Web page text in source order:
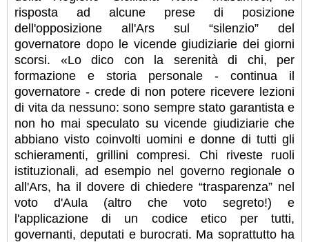
risposta ad alcune prese di posizione
dell'opposizione all'Ars sul “silenzio” del
governatore dopo le vicende giudiziarie dei giorni
scorsi. «Lo dico con la serenità di chi, per
formazione e storia personale - continua il
governatore - crede di non potere ricevere lezioni
di vita da nessuno: sono sempre stato garantista e
non ho mai speculato su vicende giudiziarie che
abbiano visto coinvolti uomini e donne di tutti gli
schieramenti, grillini compresi. Chi riveste ruoli
istituzionali, ad esempio nel governo regionale o
all'Ars, ha il dovere di chiedere “trasparenza” nel
voto d'Aula (altro che voto segreto!) e
l'applicazione di un codice etico per tutti,
governanti, deputati e burocrati. Ma soprattutto ha